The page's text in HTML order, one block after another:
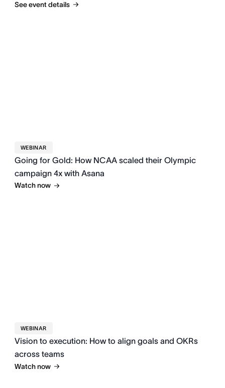
See event details
WEBINAR
Going for Gold: How NCAA scaled their Olympic
campaign 4x with Asana
Watch now
WEBINAR
Vision to execution: How to align goals and OKRs
across teams
Watch now